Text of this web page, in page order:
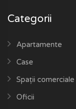
Categorii
Apartamente
Case
Spații comerciale
Oficii